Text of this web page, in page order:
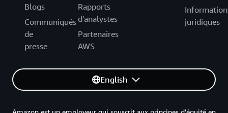
Blogs
Communiqués
de
presse
Rapports
d'analystes
Partenaires
AWS
juridiques
English